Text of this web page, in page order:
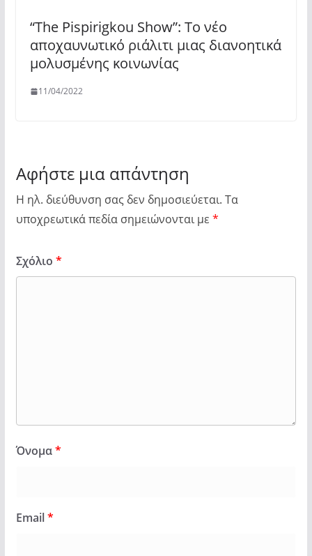
“The Pispirigkou Show”: Το νέο
αποχαυνωτικό ριάλιτι μιας διανοητικά
μολυσμένης κοινωνίας
11/04/2022
Αφήστε μια απάντηση
Η ηλ. διεύθυνση σας δεν δημοσιεύεται. Τα
υποχρεωτικά πεδία σημειώνονται με *
Σχόλιο *
Όνομα*
Email*